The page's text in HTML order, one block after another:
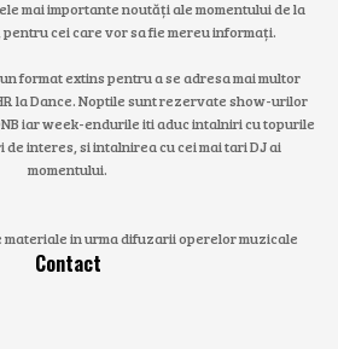
mai importante noutăți ale momentului de la
cei care vor sa fie mereu informați.
format extins pentru a se adresa mai multor
la Dance. Noptile sunt rezervate show-urilor
iar week-endurile iti aduc intalniri cu topurile
interes, si intalnirea cu cei mai tari DJ ai
momentului.
materiale in urma difuzarii operelor muzicale
Contact